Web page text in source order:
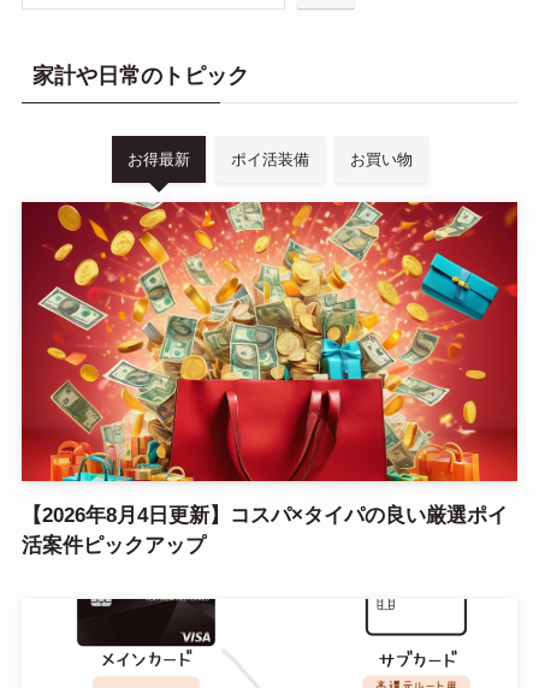
家計や日常のトピック
お得最新 ポイ活装備 お買い物
【2026年8月4日更新】コスパ×タイパの良い厳選ポイ
活案件ピックアップ